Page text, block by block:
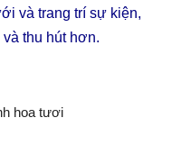
và trang trí sự kiện,
thu hút hơn.
hoa tươi